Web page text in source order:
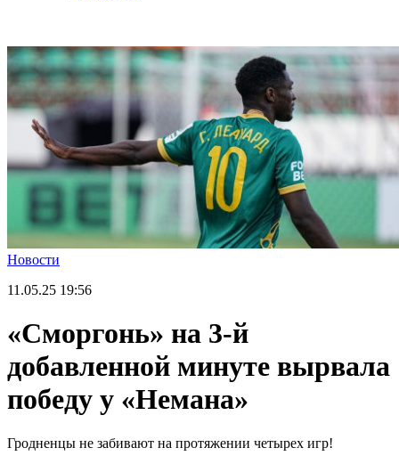
Новости
11.05.25 19:56
«Сморгонь» на 3-й
добавленной минуте вырвала
победу у «Немана»
Гродненцы не забивают на протяжении четырех игр!